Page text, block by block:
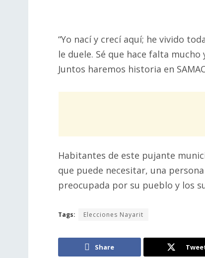
“Yo nací y crecí aquí; he vivido
le duele. Sé que hace falta
Juntos haremos historia en
Habitantes de este pujante
que puede necesitar, una
preocupada por su pueblo y los
Tags: Elecciones Nayarit
Share